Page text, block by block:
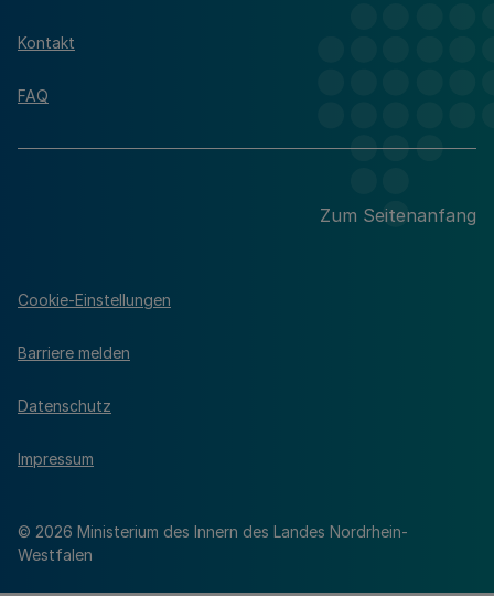
Kontakt
FAQ
Zum Seitenanfang
© 2026 Ministerium des Innern des Landes Nordrhein-
Westfalen
Cookie-Einstellungen
Barriere melden
Datenschutz
Impressum